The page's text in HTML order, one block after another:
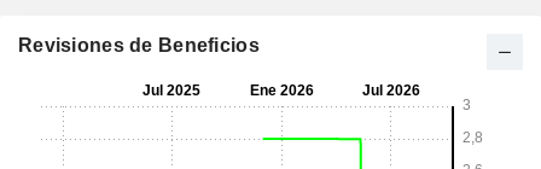
Revisiones de Beneficios